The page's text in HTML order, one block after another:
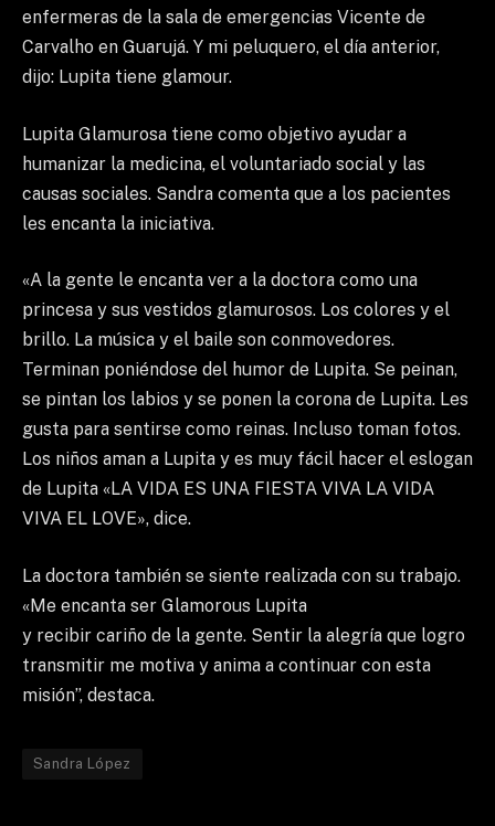
enfermeras de la sala de emergencias Vicente de
Carvalho en Guarujá. Y mi peluquero, el día anterior,
dijo: Lupita tiene glamour.
Lupita Glamurosa tiene como objetivo ayudar a
humanizar la medicina, el voluntariado social y las
causas sociales. Sandra comenta que a los pacientes
les encanta la iniciativa.
«A la gente le encanta ver a la doctora como una
princesa y sus vestidos glamurosos. Los colores y el
brillo. La música y el baile son conmovedores.
Terminan poniéndose del humor de Lupita. Se peinan,
se pintan los labios y se ponen la corona de Lupita. Les
gusta para sentirse como reinas. Incluso toman fotos.
Los niños aman a Lupita y es muy fácil hacer el eslogan
de Lupita «LA VIDA ES UNA FIESTA VIVA LA VIDA
VIVA EL LOVE», dice.
La doctora también se siente realizada con su trabajo.
«Me encanta ser Glamorous Lupita
y recibir cariño de la gente. Sentir la alegría que logro
transmitir me motiva y anima a continuar con esta
misión”, destaca.
Sandra López